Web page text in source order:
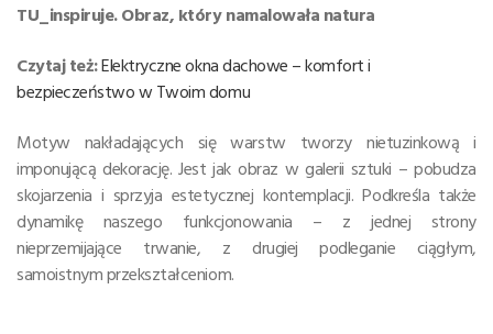
TU_inspiruje. Obraz, który namalowała natura
Czytaj też:Elektryczne okna dachowe – komfort i
bezpieczeństwo w Twoim domu
Motyw nakładających się warstw tworzy nietuzinkową i
imponującą dekorację. Jest jak obraz w galerii sztuki – pobudza
skojarzenia i sprzyja estetycznej kontemplacji. Podkreśla także
dynamikę naszego funkcjonowania – z jednej strony
nieprzemijające trwanie, z drugiej podleganie ciągłym,
samoistnym przekształceniom.